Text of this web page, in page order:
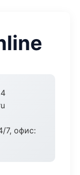
7, офис: